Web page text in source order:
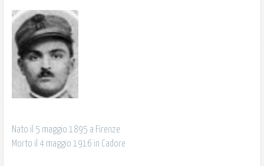
Nato il 5 maggio 1895 a Firenze
Morto il 4 maggio 1916 in Cadore